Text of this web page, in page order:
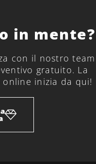
in mente?
con il nostro team
gratuito. La
inizia da qui!